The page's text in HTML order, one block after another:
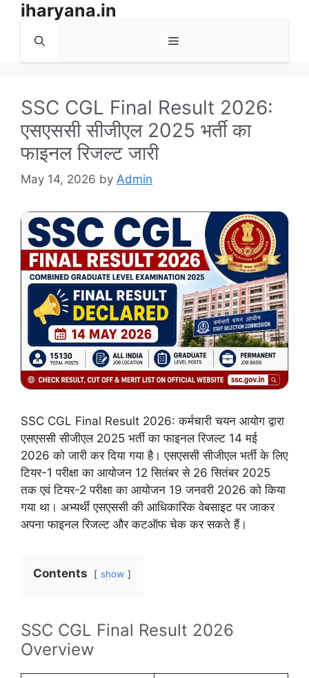
Skip
content
iharyana.in
Menu
SSC CGL Final Result 2026:
एसएससी सीजीएल 2025 भर्ती का
फाइनल रिजल्ट जारी
May 14, 2026 by Admin
SSC CGL Final Result 2026: कर्मचारी चयन आयोग द्वारा
एसएससी सीजीएल 2025 भर्ती का फाइनल रिजल्ट 14 मई
2026 को जारी कर दिया गया है। एसएससी सीजीएल भर्ती के लिए
टियर-1 परीक्षा का आयोजन 12 सितंबर से 26 सितंबर 2025
तक एवं टियर-2 परीक्षा का आयोजन 19 जनवरी 2026 को किया
गया था। अभ्यर्थी एसएससी की आधिकारिक वेबसाइट पर जाकर
अपना फाइनल रिजल्ट और कटऑफ चेक कर सकते हैं।
Contents show
SSC CGL Final Result 2026
Overview